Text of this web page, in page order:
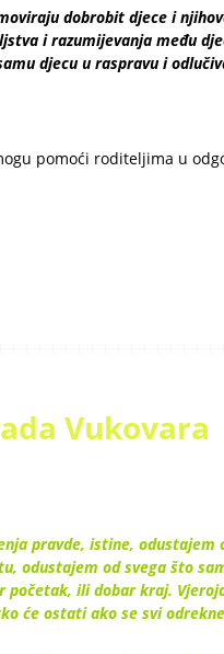
dobrobit djece i
i razumijevanja među
djecu u raspravu i
pomoći roditeljima u
Vukovara
pravde, istine, odustajem
odustajem od svega što
početak, ili dobar kraj.
će ostati ako se svi